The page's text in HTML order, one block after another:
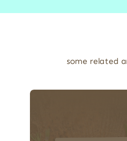
some related